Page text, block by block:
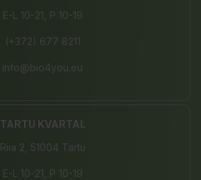
E-L 10-21, P 10-19
(+372) 677 8211
info@bio4you.eu
TARTU KVARTAL
Riia 2, 51004 Tartu
E-L 10-21, P 10-19